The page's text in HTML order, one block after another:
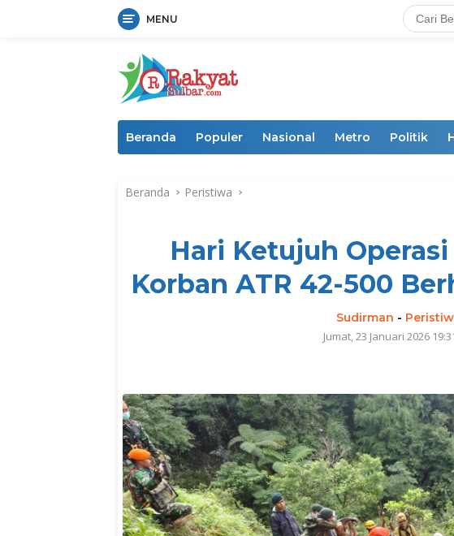
MENU
Beranda Populer Nasional Metro Politik
Beranda Peristiwa
Hari Ketujuh Operasi
Korban ATR 42-500
Sudirman -
Jumat, 23 Januari 2026